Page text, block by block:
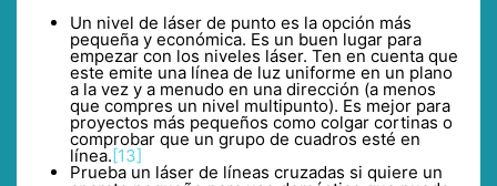
Un nivel de láser de punto es la opción más
pequeña y económica. Es un buen lugar para
empezar con los niveles láser. Ten en cuenta que
este emite una línea de luz uniforme en un plano
a la vez y a menudo en una dirección (a menos
que compres un nivel multipunto). Es mejor para
proyectos más pequeños como colgar cortinas o
comprobar que un grupo de cuadros esté en
línea.[13]
Prueba un láser de líneas cruzadas si quiere un